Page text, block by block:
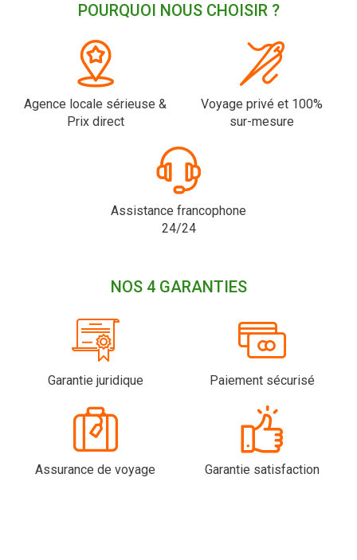
POURQUOI NOUS CHOISIR ?
Agence locale sérieuse &
Prix direct
Voyage privé et 100%
sur-mesure
Assistance francophone
24/24
NOS 4 GARANTIES
Garantie juridique Paiement sécurisé
Assurance de voyage Garantie satisfaction